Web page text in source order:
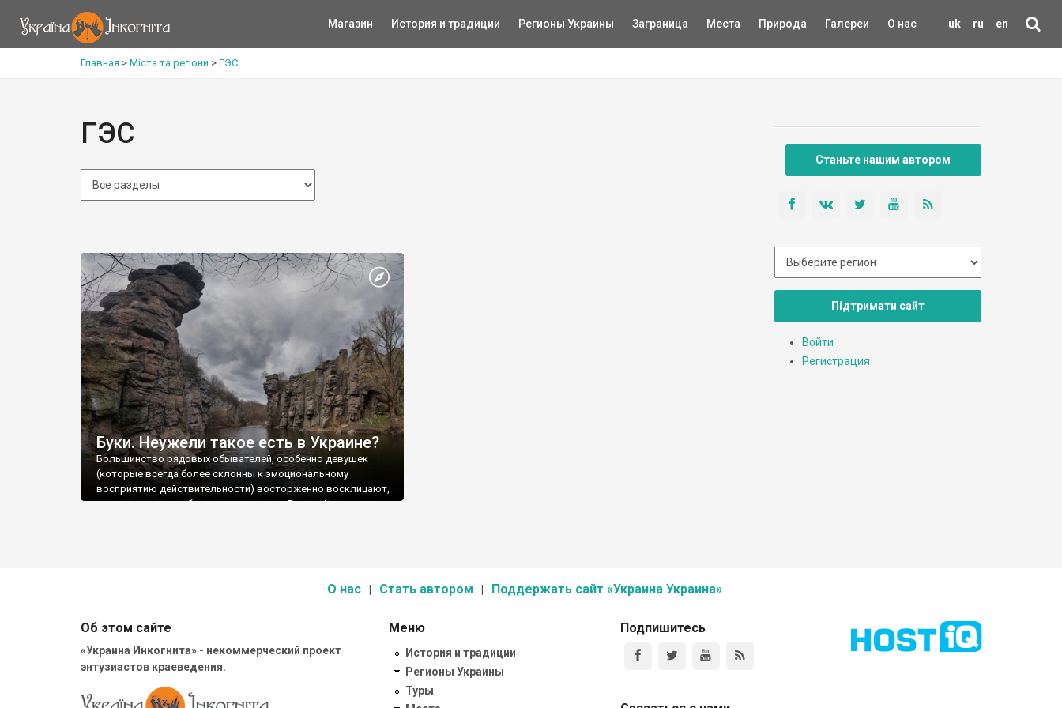
uk ru en
Магазин История и традиции Регионы Украины Заграница Места Природа Галереи О нас
Главная > Міста та регіони > ГЭС
ГЭС
Буки. Неужели такое есть в Украине?
Большинство рядовых обывателей, особенно девушек
(которые всегда более склонны к эмоциональному
восприятию действительности) восторженно восклицают,
просматривая изображения каньона в Буках: «Неу
Станьте нашим автором
Підтримати сайт
Войти
Регистрация
О нас Стать автором Поддержать сайт «Украина Украина»
Об этом сайте
«Украина Инкогнита» - некоммерческий проект
энтузиастов краеведения.
Меню
История и традиции
Регионы Украины
Туры
Подпишитесь